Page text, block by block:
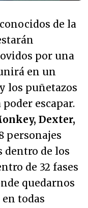
de la
por una
en un
los puñetazos
escapar.
Dexter,
personajes
dentro de los
de 32 fases
quedarnos
todas